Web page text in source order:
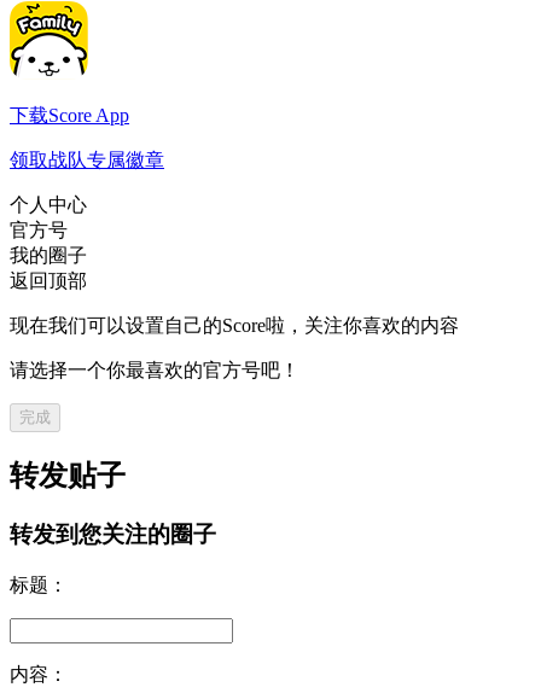
下载Score App
领取战队专属徽章
个人中心
官方号
我的圈子
返回顶部
现在我们可以设置自己的Score啦，关注你喜欢的内容
请选择一个你最喜欢的官方号吧！
完成
转发贴子
转发到您关注的圈子
标题：
内容：